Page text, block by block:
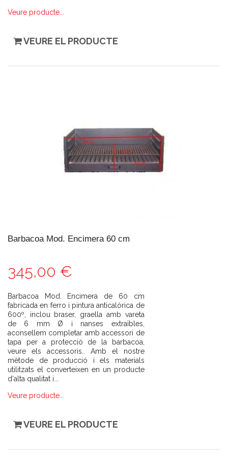
Veure producte...
VEURE EL PRODUCTE
Barbacoa Mod. Encimera 60 cm
345,00 €
Barbacoa Mod. Encimera de 60 cm
fabricada en ferro i pintura anticalòrica de
600º, inclou braser, graella amb vareta
de 6 mm Ø i nanses extraïbles,
aconsellem completar amb accessori de
tapa per a protecció de la barbacoa,
veure els accessoris.. Amb el nostre
mètode de producció i els materials
utilitzats el converteixen en un producte
d'alta qualitat i...
Veure producte...
VEURE EL PRODUCTE